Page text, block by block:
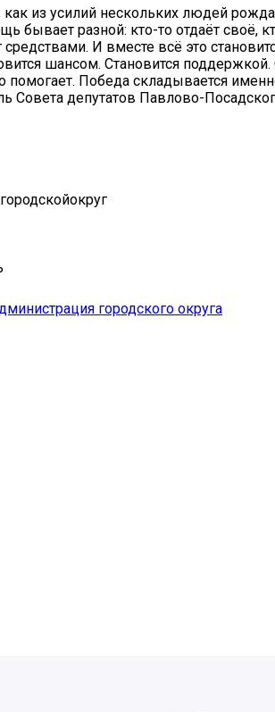
как из усилий нескольких людей
бывает разной: кто-то отдаёт своё,
И вместе всё это
шансом. Становится поддержкой.
помогает. Победа складывается
Совета депутатов Павлово-
городского округа